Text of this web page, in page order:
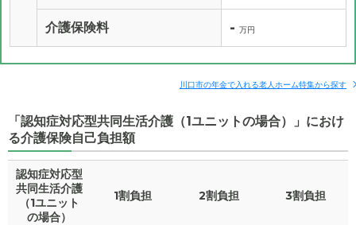
介護保険料 - 万円
川口市の年金で入れる老人ホーム特集から探す
「認知症対応型共同生活介護（1ユニットの場合）」におけ
る介護保険自己負担額
認知症対応型
共同生活介護
（1ユニット
の場合）
1割負担 2割負担 3割負担